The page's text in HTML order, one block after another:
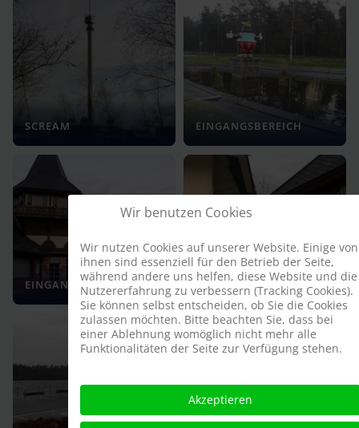
SCREAM EINGANGSBEREICH
EINGANGSBEREICH EINGANGSBEREICH
Wir benutzen Cookies
Wir nutzen Cookies auf unserer Website. Einige von
ihnen sind essenziell für den Betrieb der Seite,
während andere uns helfen, diese Website und die
Nutzererfahrung zu verbessern (Tracking Cookies).
Sie können selbst entscheiden, ob Sie die Cookies
zulassen möchten. Bitte beachten Sie, dass bei
einer Ablehnung womöglich nicht mehr alle
Funktionalitäten der Seite zur Verfügung stehen.
Akzeptieren